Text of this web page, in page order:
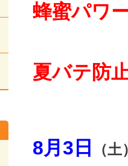
蜂蜜パワ
夏バテ防
8月3日 （